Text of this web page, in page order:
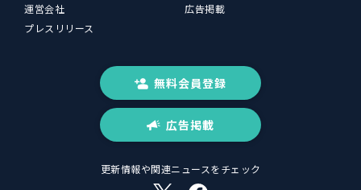
運営会社
広告掲載
プレスリリース
無料会員登録
広告掲載
更新情報や関連ニュースをチェック